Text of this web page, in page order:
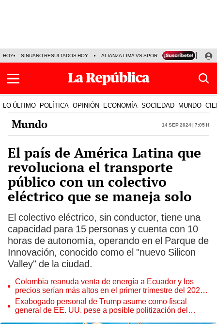
HOY SINUANO RESULTADOS HOY ALIANZA LIMA VS SPORT BOYS JORGE
LO ÚLTIMO POLÍTICA OPINIÓN ECONOMÍA SOCIEDAD MUNDO
Mundo 14 Sep 2024 | 7:05 h
El país de América Latina que
revoluciona el transporte
público con un colectivo
eléctrico que se maneja solo
El colectivo eléctrico, sin conductor, tiene una
capacidad para 15 personas y cuenta con 10
horas de autonomía, operando en el Parque de
Innovación, conocido como el "nuevo Silicon
Valley" de la ciudad.
Colombia reanuda venta de energía a Ecuador y los
precios serían más altos en el primer trimestre del 2027,
según Cenace
Exabogado personal de Trump asume como fiscal
general de EE. UU. pese a posible politización del